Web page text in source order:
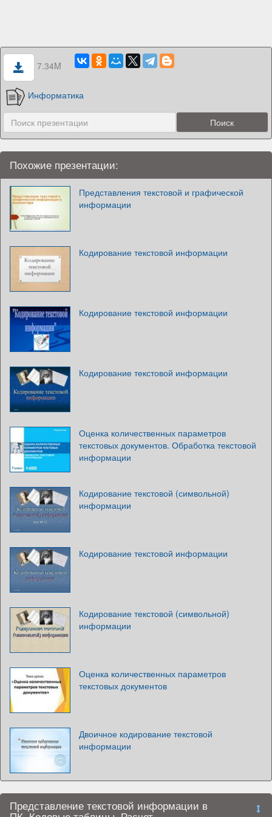
7.34M
Информатика
Похожие презентации:
Представления текстовой и графической
информации
Кодирование текстовой информации
Кодирование текстовой информации
Кодирование текстовой информации
Оценка количественных параметров
текстовых документов. Обработка текстовой
информации
Кодирование текстовой (символьной)
информации
Кодирование текстовой информации
Кодирование текстовой (символьной)
информации
Оценка количественных параметров
текстовых документов
Двоичное кодирование текстовой
информации
Представление текстовой информации в